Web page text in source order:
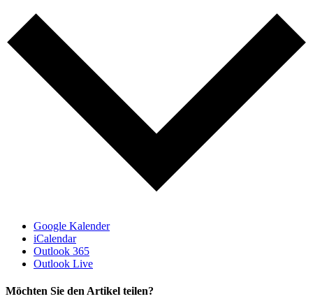
Google Kalender
iCalendar
Outlook 365
Outlook Live
Möchten Sie den Artikel teilen?